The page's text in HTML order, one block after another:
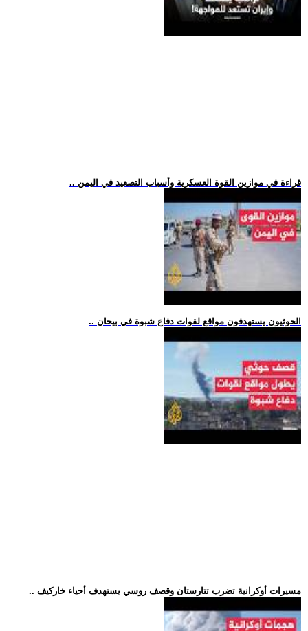
.. قراءة في موازين القوة العسكرية وأسباب التصعيد في اليمن
.. الحوثيون يستهدفون مواقع لقوات دفاع شبوة في بيحان
.. مسيرات أوكرانية تضرب تتارستان وقصف روسي يستهدف أحياء خاركيف